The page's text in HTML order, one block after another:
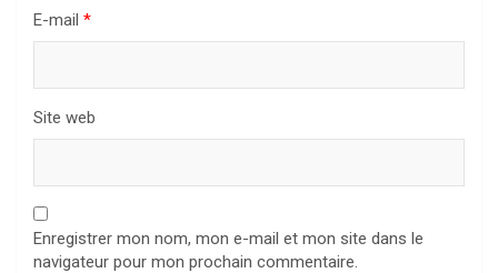
E-mail *
Site web
Enregistrer mon nom, mon e-mail et mon site dans le
navigateur pour mon prochain commentaire.